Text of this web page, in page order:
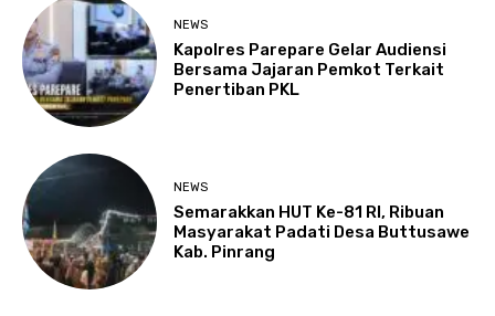
NEWS
Kapolres Parepare Gelar Audiensi
Bersama Jajaran Pemkot Terkait
Penertiban PKL
NEWS
Semarakkan HUT Ke-81 RI, Ribuan
Masyarakat Padati Desa Buttusawe
Kab. Pinrang